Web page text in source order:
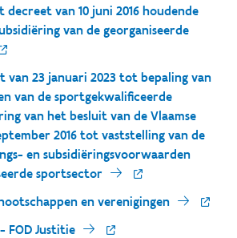
van 10 juni 2016 houdende
van de georganiseerde
van 23 januari 2023 tot bepaling van
van de sportgekwalificeerde
van het besluit van de Vlaamse
2016 tot vaststelling van de
en subsidiëringsvoorwaarden
sportsector
en verenigingen
FOD Justitie